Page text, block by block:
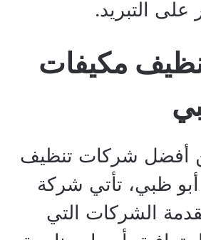
على التبريد.
مكيفات
أفضل شركات تنظيف
ظبي، تأتي شركة
الشركات التي